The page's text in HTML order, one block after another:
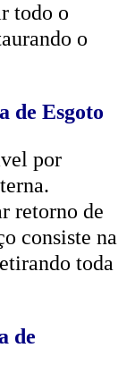
todo o
o
de Esgoto
por
retorno de
consiste na
toda
de